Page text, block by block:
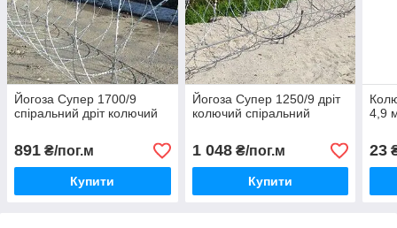
Йогоза Супер 1700/9
спіральний дріт колючий
891 ₴/пог.м
Купити
Йогоза Супер 1250/9 дріт
колючий спіральний
1 048₴/пог.м
Купити
4,9
23